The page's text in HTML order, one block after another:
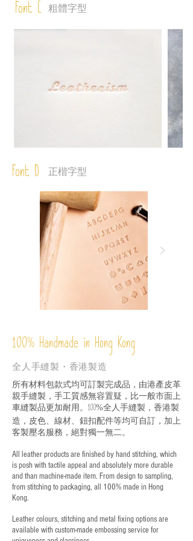
Font C 粗體字型
Font D 正楷字型
100% Handmade in Hong Kong
全人手縫製・香港製造
所有材料包款式均可訂製完成品，由港產皮革
親手縫製，手工質感無容置疑，比一般市面上
車縫製品更加耐用。 100%全人手縫製，香港製
造，皮色、線材、鈕扣配件等均可自訂，加上
客製壓名服務，絕對獨一無二。
All leather products are finished by hand stitching, which
is posh with tactile appeal and absolutely more durable
and than machine-made item. From design to sampling,
from stitching to packaging, all 100% made in Hong
Kong.
Leather colours, stitching and metal fixing options are
available with custom-made embossing service for